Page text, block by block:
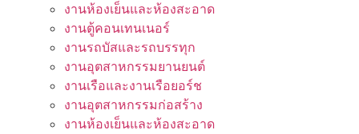
งานห้องเย็นและห้องสะอาด
งานตู้คอนเทนเนอร์
งานรถบัสและรถบรรทุก
งานอุตสาหกรรมยานยนต์
งานเรือและงานเรือยอร์ช
งานอุตสาหกรรมก่อสร้าง
งานห้องเย็นและห้องสะอาด